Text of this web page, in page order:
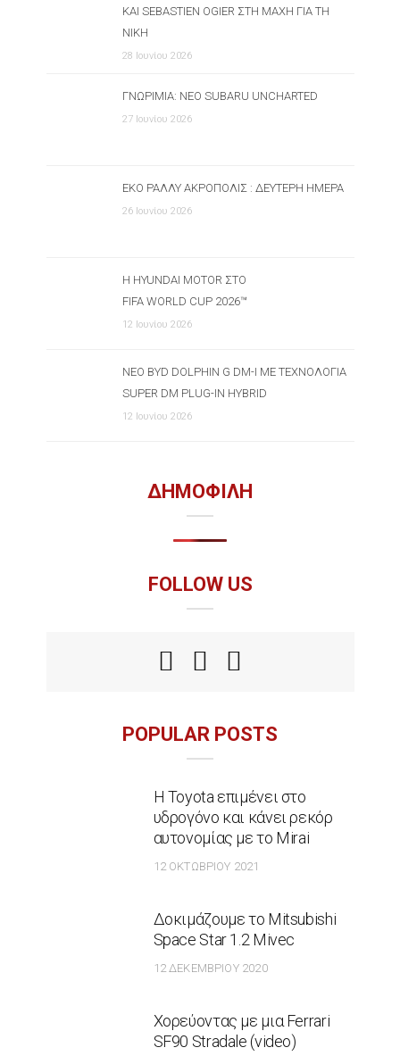
ΚΑΙ SEBASTIEN OGIER ΣΤΗ ΜΆΧΗ ΓΙΑ ΤΗ
ΝΊΚΗ
28 Ιουνίου 2026
ΓΝΩΡΙΜΊΑ: ΝΈΟ SUBARU UNCHARTED
27 Ιουνίου 2026
ΕΚΟ ΡΆΛΛΥ ΑΚΡΌΠΟΛΙΣ : ΔΕΎΤΕΡΗ ΗΜΈΡΑ
26 Ιουνίου 2026
Η HYUNDAI MOTOR ΣΤΟ
FIFA WORLD CUP 2026™
12 Ιουνίου 2026
ΝΈΟ BYD DOLPHIN G DM-I ΜΕ ΤΕΧΝΟΛΟΓΊΑ
SUPER DM PLUG-IN HYBRID
12 Ιουνίου 2026
ΔΗΜΟΦΙΛΗ
FOLLOW US
POPULAR POSTS
Η Toyota επιμένει στο
υδρογόνο και κάνει ρεκόρ
αυτονομίας με το Mirai
12 ΟΚΤΩΒΡΊΟΥ 2021
Δοκιμάζουμε το Mitsubishi
Space Star 1.2 Mivec
12 ΔΕΚΕΜΒΡΊΟΥ 2020
Χορεύοντας με μια Ferrari
SF90 Stradale (video)